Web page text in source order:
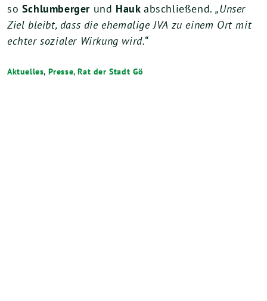
so Schlumberger und Haukabschließend.„Unser
Ziel bleibt, dass die ehemalige JVA zu einem Ort mit
echter sozialer Wirkung wird.“
Aktuelles, Presse,Rat der Stadt Gö